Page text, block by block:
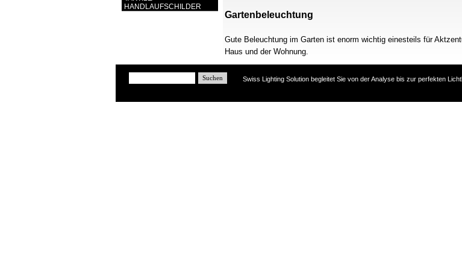
HANDLAUFSCHILDER
Gartenbeleuchtung
Gute Beleuchtung im Garten ist enorm wichtig einesteils für
Haus und der Wohnung.
Suchen Swiss Lighting Solution begleitet Sie von der Analyse bis zur perfekten